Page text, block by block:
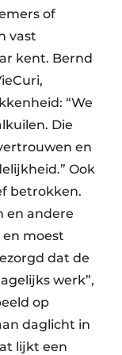
of
vast
kent. Bernd
“We
Die
en
Ook
betrokken.
en andere
moest
dat de
werk”,
op
daglicht in
lijkt een